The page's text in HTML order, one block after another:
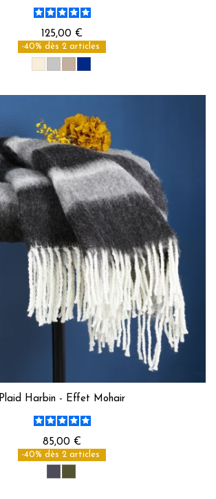
125,00 €
-40% dès 2 articles
Plaid Harbin - Effet Mohair
85,00 €
-40% dès 2 articles